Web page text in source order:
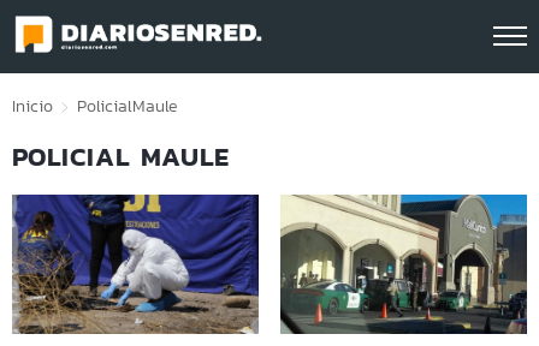
Click acá para ir directamente al contenido
Inicio PolicialMaule
POLICIAL MAULE